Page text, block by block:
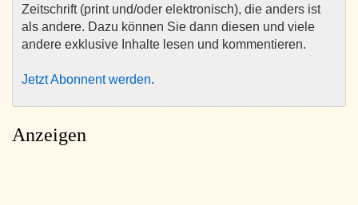
Zeitschrift (print und/oder elektronisch), die anders ist
als andere. Dazu können Sie dann diesen und viele
andere exklusive Inhalte lesen und kommentieren.
Jetzt Abonnent werden.
Anzeigen